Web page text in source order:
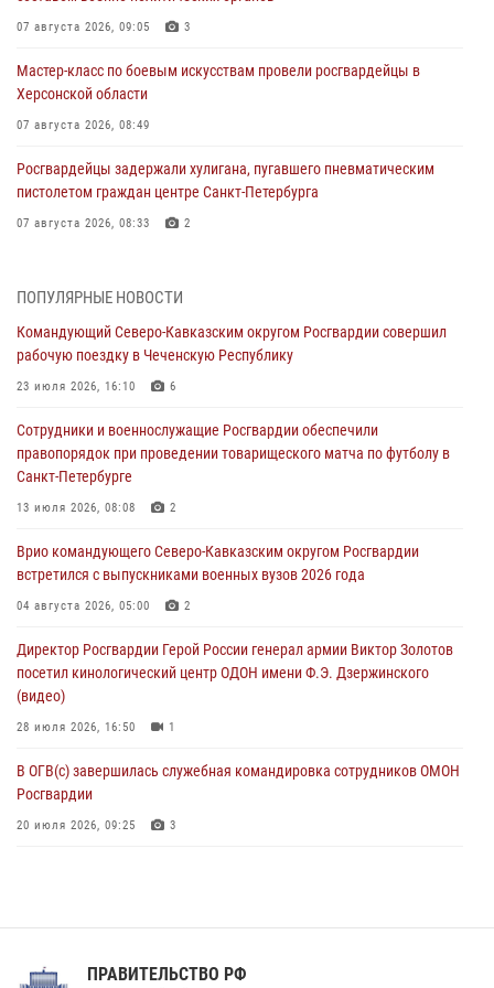
07 августа 2026, 09:05 3
Мастер-класс по боевым искусствам провели росгвардейцы в
Херсонской области
07 августа 2026, 08:49
Росгвардейцы задержали хулигана, пугавшего пневматическим
пистолетом граждан центре Санкт-Петербурга
07 августа 2026, 08:33 2
проникнуть на охраняемый объект через крышу (видео)
Представители Росгвардии и руководство Свердловского
творческого союза журналистов обсудили вопросы взаимодействия
Для подразделений Росгвардии, принимающих участие в
специальной военной операции, переданы специальные
автомобили
При содействии СОБР Росгвардии в Иркутской области задержаны
подозреваемые в коммерческом подкупе (видео)
ПОПУЛЯРНЫЕ НОВОСТИ
Командующий Северо-Кавказским округом Росгвардии совершил
рабочую поездку в Чеченскую Республику
23 июля 2026, 16:10 6
Сотрудники и военнослужащие Росгвардии обеспечили
правопорядок при проведении товарищеского матча по футболу в
Санкт-Петербурге
13 июля 2026, 08:08 2
Врио командующего Северо-Кавказским округом Росгвардии
встретился с выпускниками военных вузов 2026 года
04 августа 2026, 05:00 2
Директор Росгвардии Герой России генерал армии Виктор Золотов
посетил кинологический центр ОДОН имени Ф.Э. Дзержинского
(видео)
28 июля 2026, 16:50 1
В ОГВ(с) завершилась служебная командировка сотрудников ОМОН
Росгвардии
20 июля 2026, 09:25 3
ПРАВИТЕЛЬСТВО РФ